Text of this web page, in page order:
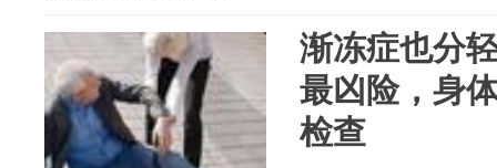
渐冻症也分
最凶险，身
检查